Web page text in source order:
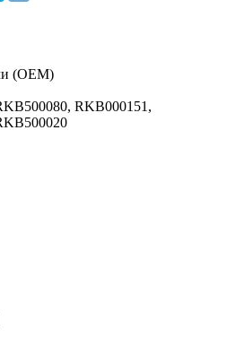
(OEM)
RKB000151,